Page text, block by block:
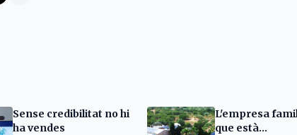
Sense credibilitat no hi
ha vendes
L'empresa
que està